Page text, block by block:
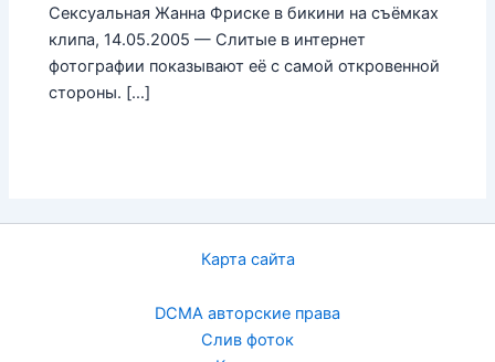
Сексуальная Жанна Фриске в бикини на съёмках
клипа, 14.05.2005 — Слитые в интернет
фотографии показывают её с самой откровенной
стороны. […]
Карта сайта
DCMA авторские права
Слив фоток